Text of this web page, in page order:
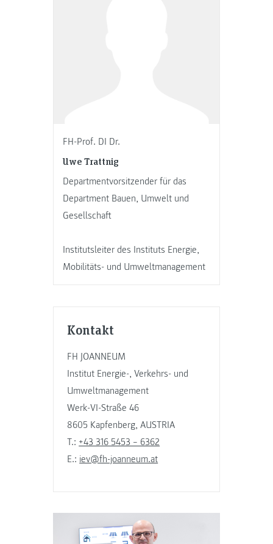
FH-Prof. DI Dr.
Uwe Trattnig
Departmentvorsitzender für das
Department Bauen, Umwelt und
Gesellschaft
Institutsleiter des Instituts Energie,
Mobilitäts- und Umweltmanagement
Kontakt
FH JOANNEUM
Institut Energie-, Verkehrs- und
Umweltmanagement
Werk-VI-Straße 46
8605 Kapfenberg, AUSTRIA
T.: +43 316 5453 – 6362
E.: iev@fh-joanneum.at